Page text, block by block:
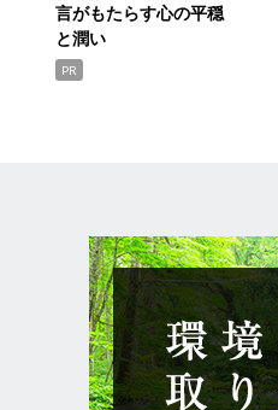
言がもたらす心の平穏
と潤い
PR